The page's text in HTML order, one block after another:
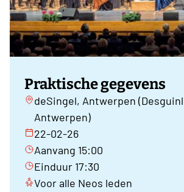
Praktische gegevens
deSingel, Antwerpen
Antwerpen)
22-02-26
Aanvang 15:00
Einduur 17:30
Voor alle Neos leden